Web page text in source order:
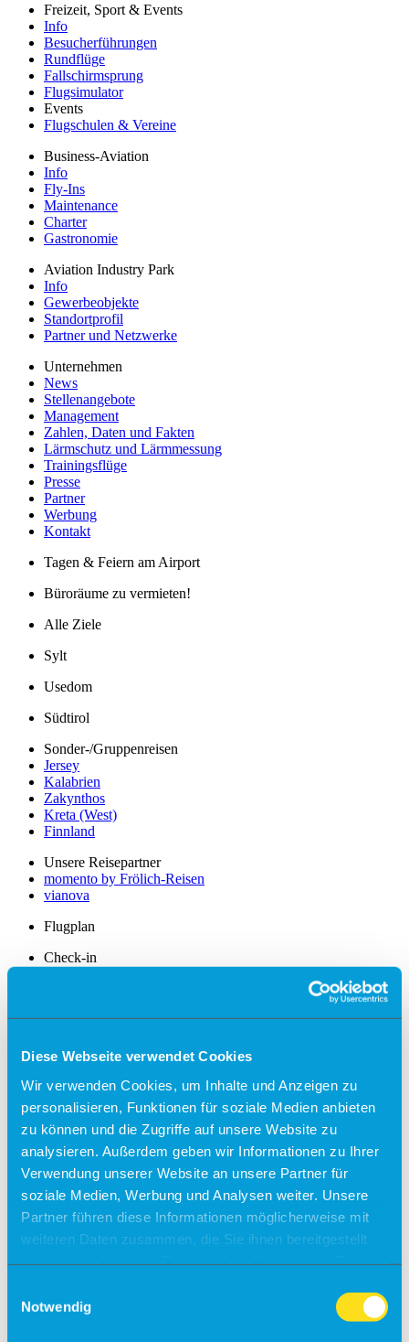
Diese Webseite verwendet Cookies
Wir verwenden Cookies, um Inhalte und Anzeigen zu
personalisieren, Funktionen für soziale Medien anbieten
zu können und die Zugriffe auf unsere Website zu
analysieren. Außerdem geben wir Informationen zu Ihrer
Verwendung unserer Website an unsere Partner für
soziale Medien, Werbung und Analysen weiter. Unsere
Partner führen diese Informationen möglicherweise mit
weiteren Daten zusammen, die Sie ihnen bereitgestellt
Notwendig
Freizeit, Sport & Events
Info
Besucherführungen
Rundflüge
Fallschirmsprung
Flugsimulator
Events
Flugschulen & Vereine
Business-Aviation
Info
Fly-Ins
Maintenance
Charter
Gastronomie
Aviation Industry Park
Info
Gewerbeobjekte
Standortprofil
Partner und Netzwerke
Unternehmen
News
Stellenangebote
Management
Zahlen, Daten und Fakten
Lärmschutz und Lärmmessung
Trainingsflüge
Presse
Partner
Werbung
Kontakt
Tagen & Feiern am Airport
Büroräume zu vermieten!
Alle Ziele
Sylt
Usedom
Südtirol
Sonder-/Gruppenreisen
Jersey
Kalabrien
Zakynthos
Kreta (West)
Finnland
Unsere Reisepartner
momento by Frölich-Reisen
vianova
Flugplan
Check-in
Anfahrt
Kostenfreies Parken
Barrierefreies Reisen
Gepäck
Allgemein
Sicherheit
Fundsachen
Tiere
Gastronomie & Shops
Free Wifi
Besucherführungen